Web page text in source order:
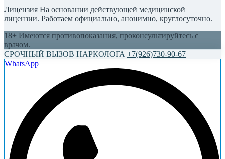
Лицензия На основании действующей медицинской
лицензии. Работаем официально, анонимно, круглосуточно.
18+ Имеются противопоказания, проконсультируйтесь с
врачом.
СРОЧНЫЙ ВЫЗОВ НАРКОЛОГА +7(926)730-90-67
WhatsApp